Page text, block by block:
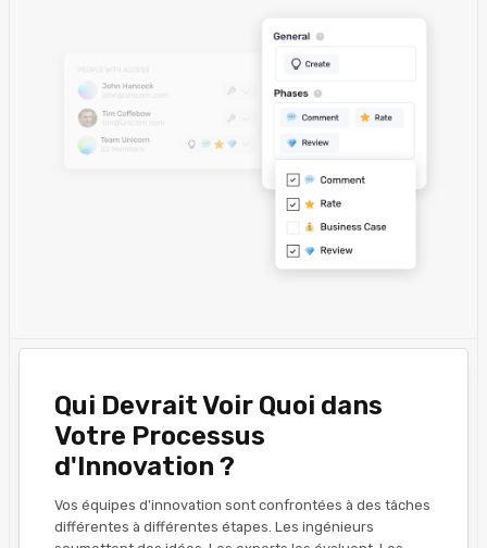
Qui Devrait Voir Quoi dans
Votre Processus
d'Innovation ?
Vos équipes d'innovation sont confrontées à des tâches
différentes à différentes étapes. Les ingénieurs